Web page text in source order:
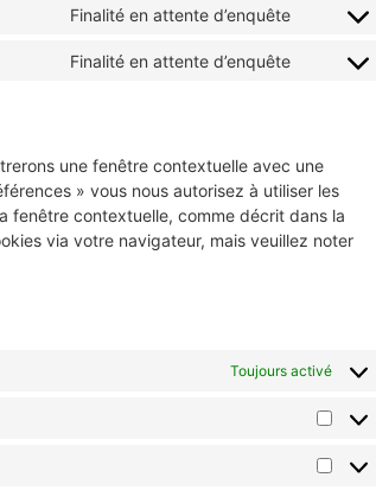
Finalité en attente d’enquête
Finalité en attente d’enquête
une fenêtre contextuelle avec une
» vous nous autorisez à utiliser les
fenêtre contextuelle, comme décrit dans la
via votre navigateur, mais veuillez noter
Toujours activé